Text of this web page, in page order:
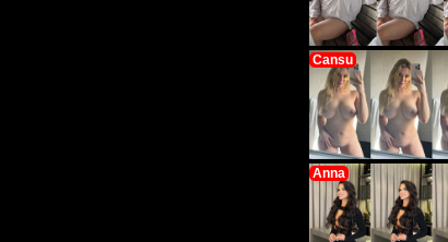
Cansu
Anna